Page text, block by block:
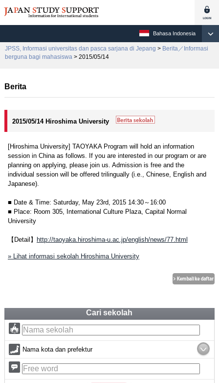
Bahasa Indonesia
JPSS, Informasi universitas dan pasca sarjana di Jepang > Berita／Informasi
berguna bagi mahasiswa > 2015/05/14
Berita
2015/05/14 Hiroshima University
[Hiroshima University] TAOYAKA Program will hold an information
session in China as follows. If you are interested in our program or are
planning on applying, please join us. Admission is free and the
individual session will be offered trilingually (i.e., Chinese, English and
Japanese).
■ Date & Time: Saturday, May 23rd, 2015 14:30～16:00
■ Place: Room 305, International Culture Plaza, Capital Normal
University
【Detail】 http://taoyaka.hiroshima-u.ac.jp/english/news/77.html
» Lihat informasi sekolah Hiroshima University
Cari sekolah
Nama kota dan prefektur